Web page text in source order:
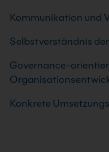
Kommunikation und
Selbstverständnis
Governance-
Konkrete